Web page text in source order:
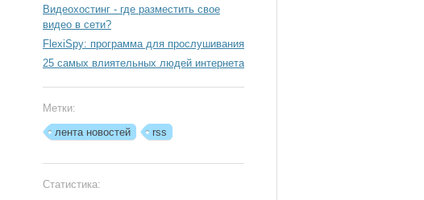
Видеохостинг - где разместить свое
видео в сети?
FlexiSpy: программа для прослушивания
25 самых влиятельных людей интернета
Метки:
лента новостей
rss
Статистика: